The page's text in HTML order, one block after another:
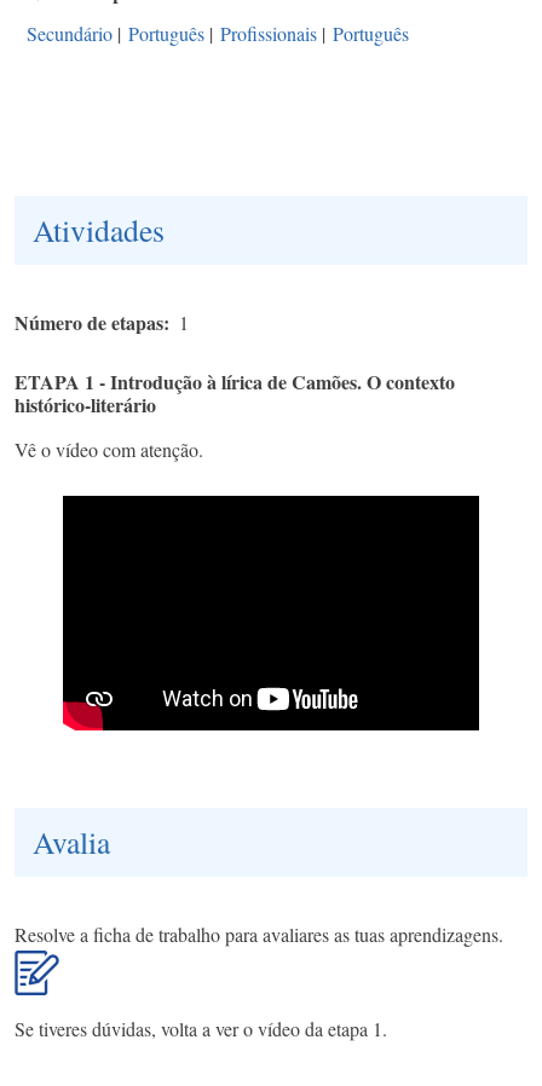
Secundário | Português | Profissionais | Português
Atividades
Número de etapas 1
ETAPA 1 - Introdução à lírica de Camões. O contexto
histórico-literário
Vê o vídeo com atenção.
Avalia
Resolve a ficha de trabalho para avaliares as tuas aprendizagens.
Se tiveres dúvidas, volta a ver o vídeo da etapa 1.